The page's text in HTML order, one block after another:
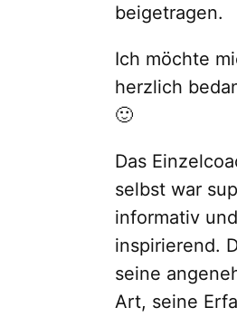
beigetragen.
Ich möchte
herzlich
🙂
Das
selbst war
informativ und
inspirierend.
seine
Art, seine